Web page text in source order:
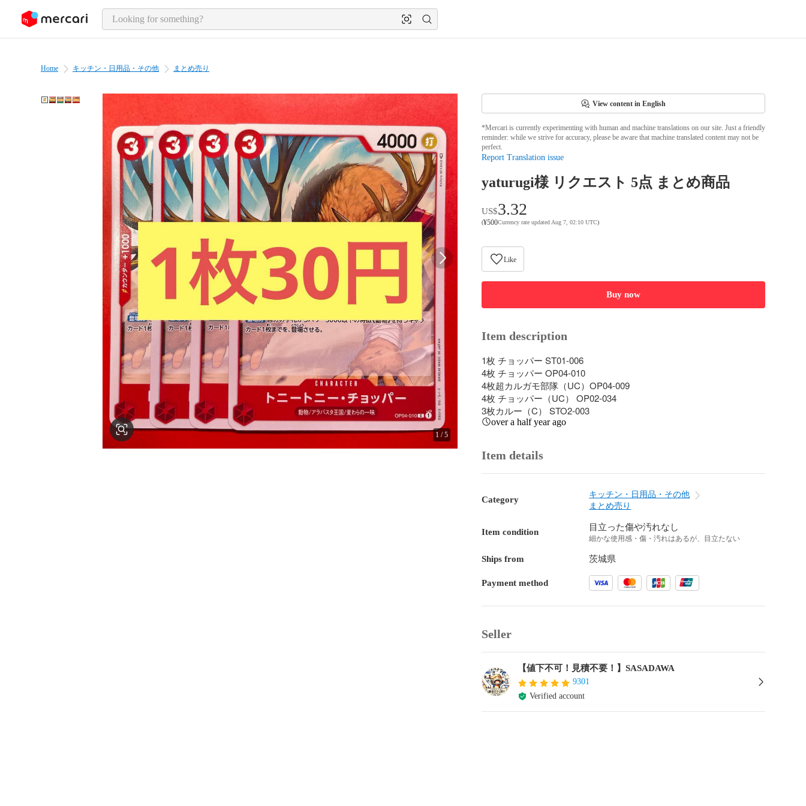
page content
Home キッチン・日用品・その他 まとめ売り
1/5
View content in English
*Mercari is currently experimenting with human and machine translations on our site. Just a friendly
reminder: while we strive for accuracy, please be aware that machine translated content may not be
perfect.
Report Translation issue
yaturugi様 リクエスト 5点 まとめ商品
US$3.32
(¥500Currency rate updated Aug 7, 02:10 UTC)
Like
Buy now
Item description
1枚 チョッパー ST01-006
4枚 チョッパー OP04-010
4枚超カルガモ部隊（UC）OP04-009
4枚 チョッパー（UC） OP02-034
3枚カルー（C） STO2-003
over a half year ago
Item details
Category
キッチン・日用品・その他
まとめ売り
Item condition 目立った傷や汚れなし
細かな使用感・傷・汚れはあるが、目立たない
Ships from 茨城県
Payment method
Seller
【値下不可！見積不要！】SASADAWA
9301
Verified account